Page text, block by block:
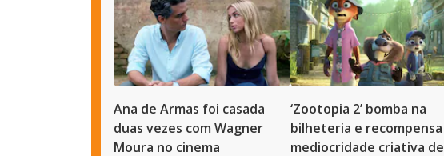
Ana de Armas foi casada
duas vezes com Wagner
Moura no cinema
‘Zootopia 2’ bomba na
bilheteria e recompensa
mediocridade criativa de